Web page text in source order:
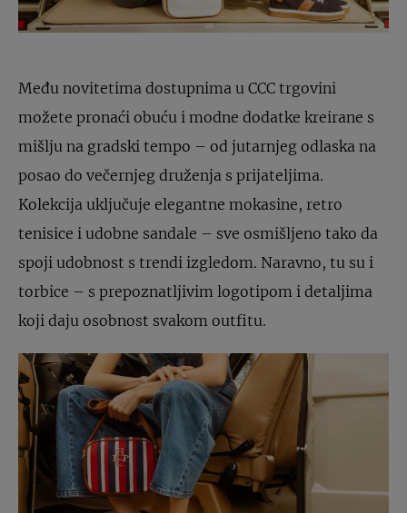
Među novitetima dostupnima u CCC trgovini
možete pronaći obuću i modne dodatke kreirane s
mišlju na gradski tempo – od jutarnjeg odlaska na
posao do večernjeg druženja s prijateljima.
Kolekcija uključuje elegantne mokasine, retro
tenisice i udobne sandale – sve osmišljeno tako da
spoji udobnost s trendi izgledom. Naravno, tu su i
torbice – s prepoznatljivim logotipom i detaljima
koji daju osobnost svakom outfitu.